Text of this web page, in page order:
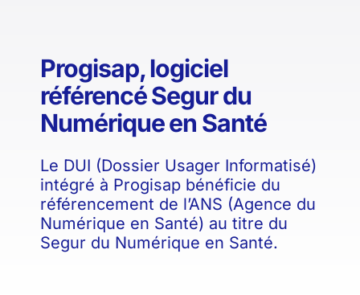
Progisap, logiciel
référencé Segur du
Numérique en Santé
Le DUI (Dossier Usager Informatisé)
intégré à Progisap bénéficie du
référencement de l’ANS (Agence du
Numérique en Santé) au titre du
Segur du Numérique en Santé.